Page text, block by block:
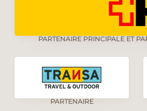
PARTENAIRE PRINCIPALE ET
PARTENAIRE